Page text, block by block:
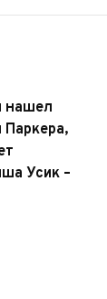
нашел
Усик –